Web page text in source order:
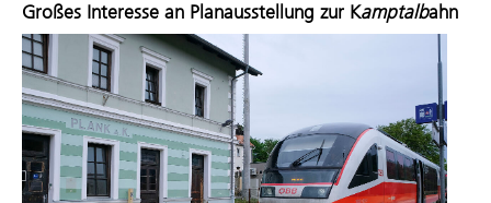
Großes Interesse an Planausstellung zur Kamptalbahn